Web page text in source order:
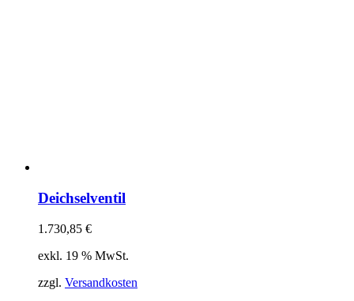
Deichselventil
1.730,85 €
exkl. 19 % MwSt.
zzgl. Versandkosten